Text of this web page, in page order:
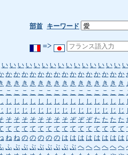
部首 キーワード
=>
い い い い い い い い い い い い い い い い
か か か か か か か か か か か か か か か
き き き き き き き き き き き き き き き
こ こ こ こ こ こ こ こ こ こ こ こ こ こ こ
し し し し し し し し し し し し し し し
じ じ じ じ じ じ じ じ じ じ じ じ じ じ じ
そ そ そ そ そ そ そ そ ぞ ぞ ぞ た た た た
て て て て て て て て て て て て て て て
ね ね の の の の の は は は は は は は は
ふ ぶ ぶ ぶ ぶ ぶ ぶ ぶ ぶ へ へ へ へ へ へ